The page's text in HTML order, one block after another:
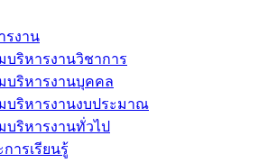
รงาน
บริหารงานวิชาการ
บริหารงานบุคคล
บริหารงานงบประมาณ
บริหารงานทั่วไป
ารเรียนรู้